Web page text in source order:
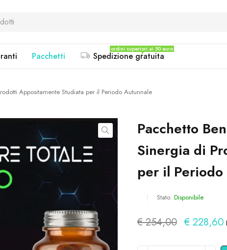
Pacchetti Spedizione gratuita
ordini superiori ai 50 euro
Appositamente Studiata per il Periodo Autunnale
Pacchetto
Sinergia di
per il
Stato: Disponibile
Le offerte terminano in:
€254,00 € 228,60